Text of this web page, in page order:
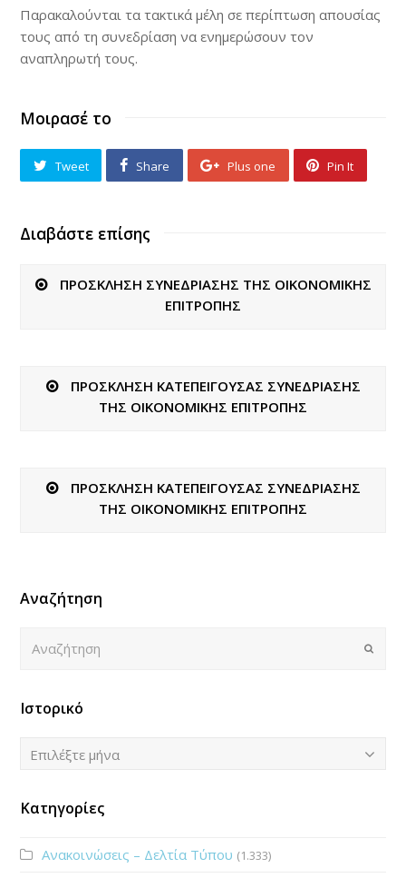
Παρακαλούνται τα τακτικά μέλη σε περίπτωση απουσίας
τους από τη συνεδρίαση να ενημερώσουν τον
αναπληρωτή τους.
Μοιρασέ το
Tweet Share Plus one Pin It
Διαβάστε επίσης
ΠΡΟΣΚΛΗΣΗ ΣΥΝΕΔΡΙΑΣΗΣ ΤΗΣ ΟΙΚΟΝΟΜΙΚΗΣ
ΕΠΙΤΡΟΠΗΣ
ΠΡΟΣΚΛΗΣΗ ΚΑΤΕΠΕΙΓΟΥΣΑΣ ΣΥΝΕΔΡΙΑΣΗΣ
ΤΗΣ ΟΙΚΟΝΟΜΙΚΗΣ ΕΠΙΤΡΟΠΗΣ
ΠΡΟΣΚΛΗΣΗ ΚΑΤΕΠΕΙΓΟΥΣΑΣ ΣΥΝΕΔΡΙΑΣΗΣ
ΤΗΣ ΟΙΚΟΝΟΜΙΚΗΣ ΕΠΙΤΡΟΠΗΣ
Αναζήτηση
Submit
Ιστορικό
Ιστορικό
Επιλέξτε μήνα
Κατηγορίες
Ανακοινώσεις – Δελτία Τύπου (1.333)